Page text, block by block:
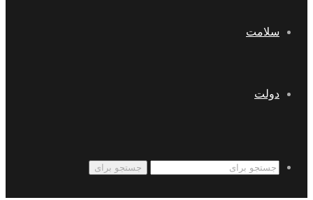
سلامت
دولت
جستجو برای